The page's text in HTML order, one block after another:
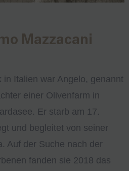
Mazzacani
in Italien war Angelo, genannt
einer Olivenfarm in
Er starb am 17.
und begleitet von seiner
Auf der Suche nach der
fanden sie 2018 das